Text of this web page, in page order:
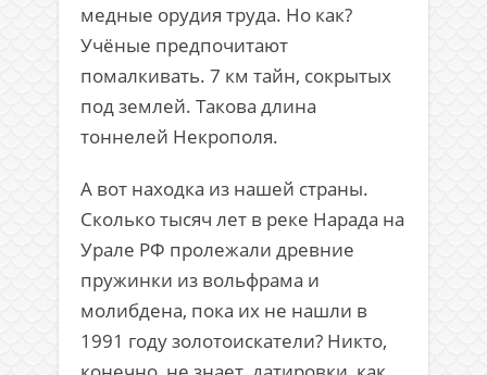
медные орудия труда. Но как?
Учёные предпочитают
помалкивать. 7 км тайн, сокрытых
под землей. Такова длина
тоннелей Некрополя.
А вот находка из нашей страны.
Сколько тысяч лет в реке Нарада на
Урале РФ пролежали древние
пружинки из вольфрама и
молибдена, пока их не нашли в
1991 году золотоискатели? Никто,